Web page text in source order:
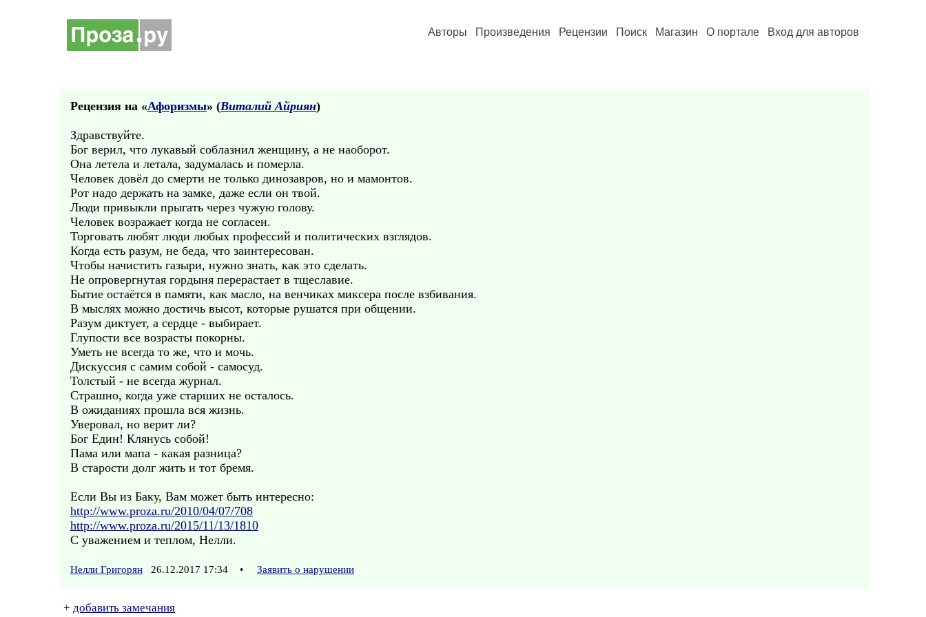
Авторы Произведения Рецензии Поиск Магазин О портале Вход для авторов
Рецензия на «Афоризмы» (Виталий Айриян)
Здравствуйте.
Бог верил, что лукавый соблазнил женщину, а не наоборот.
Она летела и летала, задумалась и померла.
Человек довёл до смерти не только динозавров, но и мамонтов.
Рот надо держать на замке, даже если он твой.
Люди привыкли прыгать через чужую голову.
Человек возражает когда не согласен.
Торговать любят люди любых профессий и политических взглядов.
Когда есть разум, не беда, что заинтересован.
Чтобы начистить газыри, нужно знать, как это сделать.
Не опровергнутая гордыня перерастает в тщеславие.
Бытие остаётся в памяти, как масло, на венчиках миксера после взбивания.
В мыслях можно достичь высот, которые рушатся при общении.
Разум диктует, а сердце - выбирает.
Глупости все возрасты покорны.
Уметь не всегда то же, что и мочь.
Дискуссия с самим собой - самосуд.
Толстый - не всегда журнал.
Страшно, когда уже старших не осталось.
В ожиданиях прошла вся жизнь.
Уверовал, но верит ли?
Бог Един! Клянусь собой!
Пама или мапа - какая разница?
В старости долг жить и тот бремя.
Если Вы из Баку, Вам может быть интересно:
http://www.proza.ru/2010/04/07/708
http://www.proza.ru/2015/11/13/1810
С уважением и теплом, Нелли.
Нелли Григорян 26.12.2017 17:34 • Заявить о нарушении
+ добавить замечания